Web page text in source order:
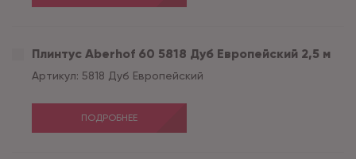
Плинтус Aberhof 60 5818 Дуб Европейский 2,5 м
Артикул: 5818 Дуб Европейский
ПОДРОБНЕЕ